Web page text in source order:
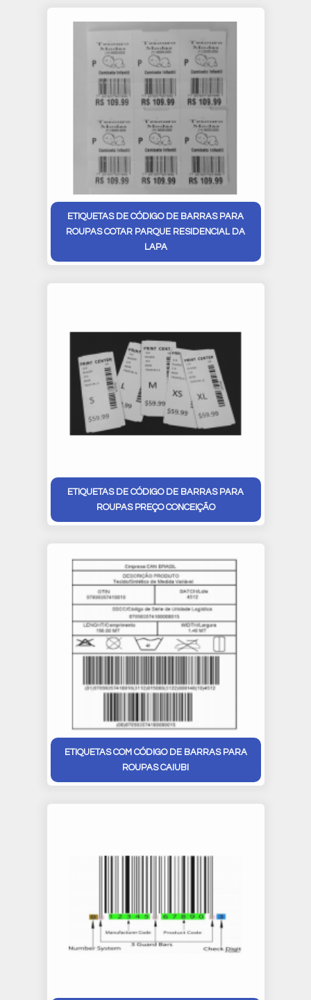
ETIQUETAS DE CÓDIGO DE BARRAS PARA
ROUPAS COTAR PARQUE RESIDENCIAL DA
LAPA
ETIQUETAS DE CÓDIGO DE BARRAS PARA
ROUPAS PREÇO CONCEIÇÃO
ETIQUETAS COM CÓDIGO DE BARRAS PARA
ROUPAS CAIUBI